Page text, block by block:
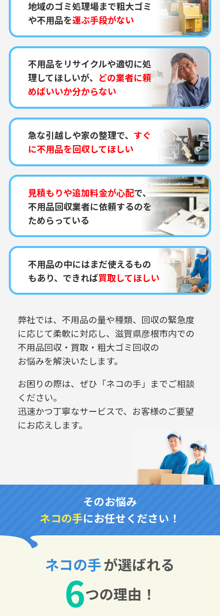
地域のゴミ処理場まで粗大ゴミ
や不用品を運ぶ手段がない
不用品をリサイクルや適切に処
理してほしいが、 どの業者に頼
めばいいか分からない
急な引越しや家の整理で、 すぐ
に不用品を回収してほしい
見積もりや追加料金が心配で、
不用品回収業者に依頼するのを
ためらっている
不用品の中にはまだ使えるもの
もあり、できれば買取してほしい
弊社では、不用品の量や種類、回収の緊急度
に応じて柔軟に対応し、 滋賀県彦根市内での
不用品回収・買取・粗大ゴミ回収の
お悩みを解決いたします。
お困りの際は、ぜひ「ネコの手」までご相談
ください。
迅速かつ丁寧なサービスで、お客様のご要望
にお応えします。
そのお悩み
ネコの手にお任せください！
ネコの手が選ばれる
6つの理由！